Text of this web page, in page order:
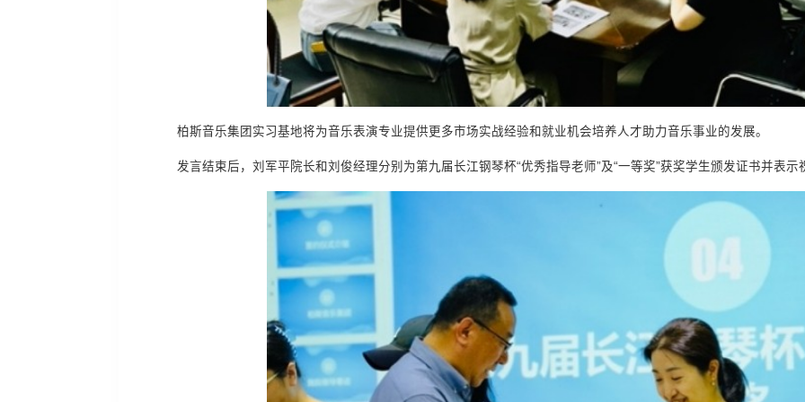
柏斯音乐集团实习基地将为音乐表演专业提供更多市场实战经验和就业机会培养人才助力音乐事业的发展。
发言结束后，刘军平院长和刘俊经理分别为第九届长江钢琴杯“优秀指导老师”及“一等奖”获奖学生颁发证书并表示